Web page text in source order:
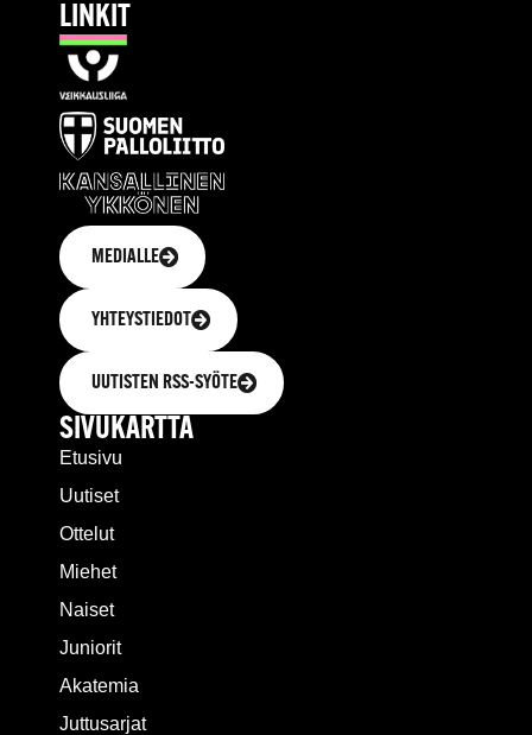
LINKIT
MEDIALLE
YHTEYSTIEDOT
UUTISTEN RSS-SYÖTE
SIVUKARTTA
Etusivu
Uutiset
Ottelut
Miehet
Naiset
Juniorit
Akatemia
Juttusarjat